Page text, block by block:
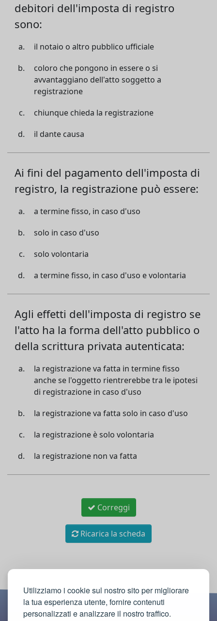
Utilizziamo i cookie sul nostro sito per migliorare
la tua esperienza utente, fornire contenuti
personalizzati e analizzare il nostro traffico.
debitori dell'imposta di registro
sono:
il notaio o altro pubblico ufficiale
coloro che pongono in essere o si
avvantaggiano dell'atto soggetto a
registrazione
chiunque chieda la registrazione
il dante causa
Ai fini del pagamento dell'imposta di
registro, la registrazione può essere:
a termine fisso, in caso d'uso
solo in caso d'uso
solo volontaria
a termine fisso, in caso d'uso e volontaria
Agli effetti dell'imposta di registro se
l'atto ha la forma dell'atto pubblico o
della scrittura privata autenticata:
la registrazione va fatta in termine fisso
anche se l'oggetto rientrerebbe tra le ipotesi
di registrazione in caso d'uso
la registrazione va fatta solo in caso d'uso
la registrazione è solo volontaria
la registrazione non va fatta
Correggi
Ricarica la scheda